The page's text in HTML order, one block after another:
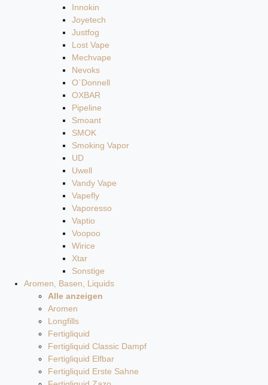
Innokin
Joyetech
Justfog
Lost Vape
Mechvape
Nevoks
O`Donnell
OXBAR
Pipeline
Smoant
SMOK
Smoking Vapor
UD
Uwell
Vandy Vape
Vapefly
Vaporesso
Vaptio
Voopoo
Wirice
Xtar
Sonstige
Aromen, Basen, Liquids
Alle anzeigen
Aromen
Longfills
Fertigliquid
Fertigliquid Classic Dampf
Fertigliquid Elfbar
Fertigliquid Erste Sahne